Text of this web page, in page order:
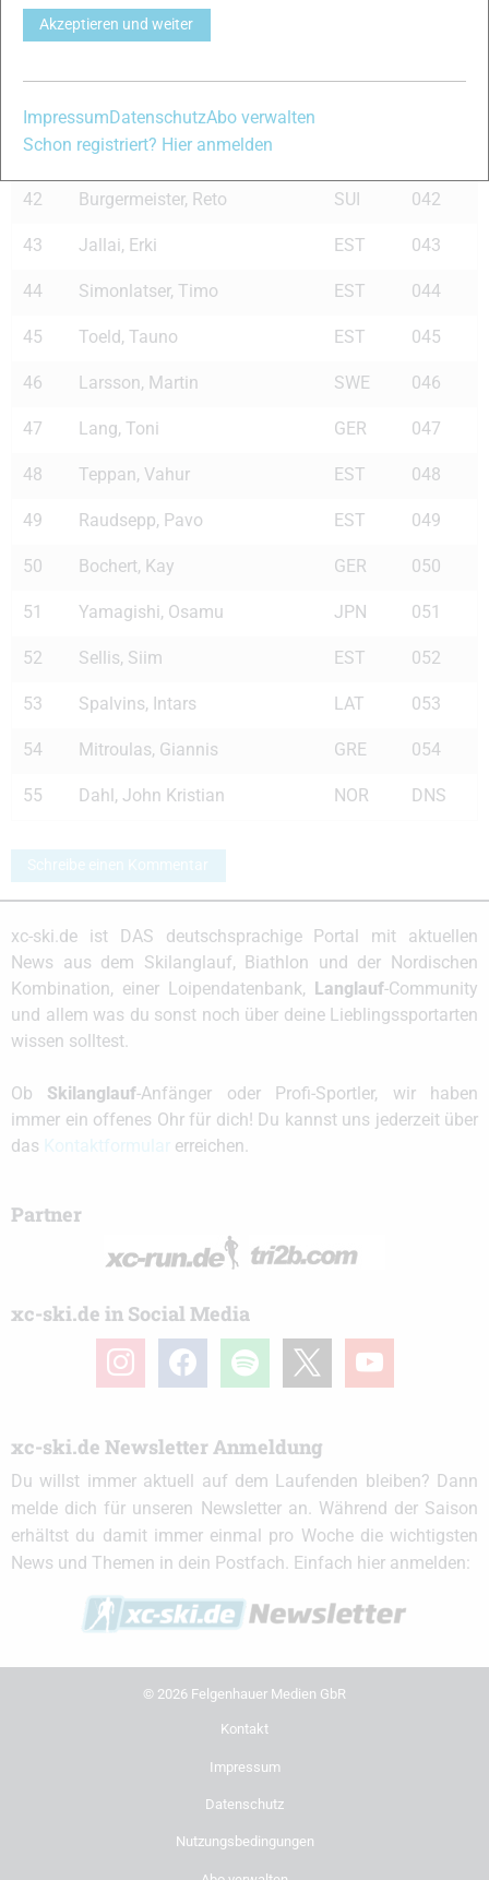
38 Mae, Jaak
40 Darragon, Roddy
41 Kaerp, Algo
42 Burgermeister, Reto SUI 042
43 Jallai, Erki EST 043
44 Simonlatser, Timo EST 044
45 Toeld, Tauno EST 045
46 Larsson, Martin SWE 046
47 Lang, Toni GER 047
48 Teppan, Vahur EST 048
49 Raudsepp, Pavo EST 049
50 Bochert, Kay GER 050
51 Yamagishi, Osamu JPN 051
52 Sellis, Siim EST 052
53 Spalvins, Intars LAT 053
54 Mitroulas, Giannis GRE 054
55 Dahl, John Kristian NOR DNS
Schreibe einen Kommentar
xc-ski.de ist DAS deutschsprachige Portal mit aktuellen
News aus dem Skilanglauf, Biathlon und der Nordischen
Kombination, einer Loipendatenbank, Langlauf-Community
und allem was du sonst noch über deine Lieblingssportarten
wissen solltest.
Ob Skilanglauf-Anfänger oder Profi-Sportler, wir haben
immer ein offenes Ohr für dich! Du kannst uns jederzeit über
das
erreichen.
Partner
xc-ski.de in Social Media
instagramfacebook spotify youtube
xc-ski.de Newsletter Anmeldung
Du willst immer aktuell auf dem Laufenden bleiben? Dann
melde dich für unseren Newsletter an. Während der Saison
erhältst du damit immer einmal pro Woche die wichtigsten
News und Themen in dein Postfach. Einfach hier anmelden:
© 2026 Felgenhauer Medien GbR
Kontakt
Impressum
Datenschutz
Nutzungsbedingungen
Akzeptieren und weiter
Impressum DatenschutzAbo verwalten
Schon registriert? Hier anmelden